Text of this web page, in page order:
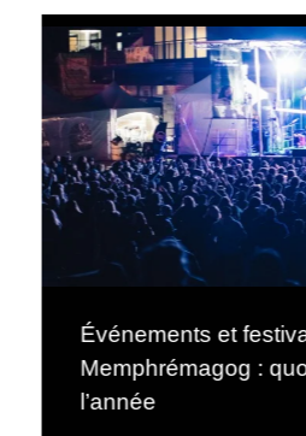
Événements et
Memphrémagog :
l’année